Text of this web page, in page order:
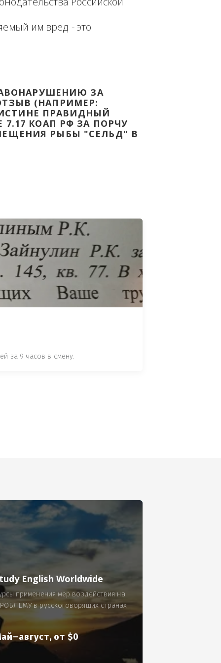
доказательством с целью -
Законодательства Российской
ПРАВОНАРУШЕНИЮ ЗА
ВАШ ОТЗЫВ (НАПРИМЕР:
ВОИСТИНЕ ПРАВИДНЫЙ
7.17 КОАП РФ ЗА ПОРЧУ
ПОМЕЩЕНИЯ РЫБЫ "СЕЛЬД" В
300 рублей за 9 часов в смену.